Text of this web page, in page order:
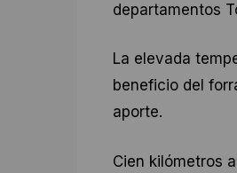
departamentos
La elevada
beneficio del
aporte.
Cien kilómetros